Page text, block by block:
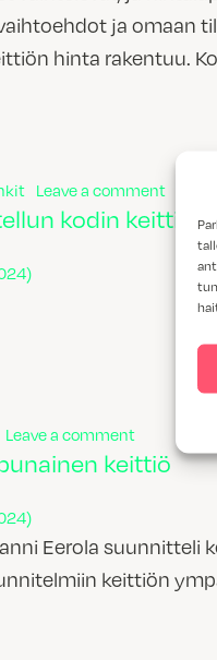
ja omaan
hinta rakentuu.
on keittiöremontin
Leave a commenton
kodin keittiö
suunnitellun
Leave a commenton
keittiö
Eerola suunnitteli
keittiön
vaaleanpunainen